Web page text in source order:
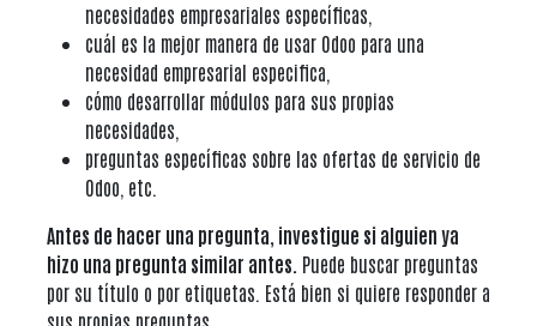
necesidades empresariales específicas,
cuál es la mejor manera de usar Odoo para una
necesidad empresarial especifica,
cómo desarrollar módulos para sus propias
necesidades,
preguntas específicas sobre las ofertas de servicio de
Odoo, etc.
Antes de hacer una pregunta, investigue si alguien ya
hizo una pregunta similar antes. Puede buscar preguntas
por su título o por etiquetas. Está bien si quiere responder a
sus propias preguntas.